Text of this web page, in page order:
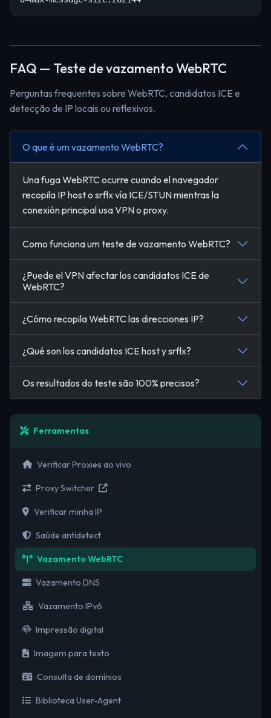
FAQ — Teste de vazamento WebRTC
Perguntas frequentes sobre WebRTC, candidatos ICE e
detecção de IP locais ou reflexivos.
O que é um vazamento WebRTC?
Una fuga WebRTC ocurre cuando el navegador
recopila IP host o srflx vía ICE/STUN mientras la
conexión principal usa VPN o proxy.
Como funciona um teste de vazamento WebRTC?
¿Puede el VPN afectar los candidatos ICE de
WebRTC?
¿Cómo recopila WebRTC las direcciones IP?
¿Qué son los candidatos ICE host y srflx?
Os resultados do teste são 100% precisos?
Ferramentas
Verificar Proxies ao vivo
Proxy Switcher
Verificar minha IP
Saúde antidetect
Vazamento WebRTC
Vazamento DNS
Vazamento IPv6
Impressão digital
Imagem para texto
Consulta de domínios
Biblioteca User-Agent